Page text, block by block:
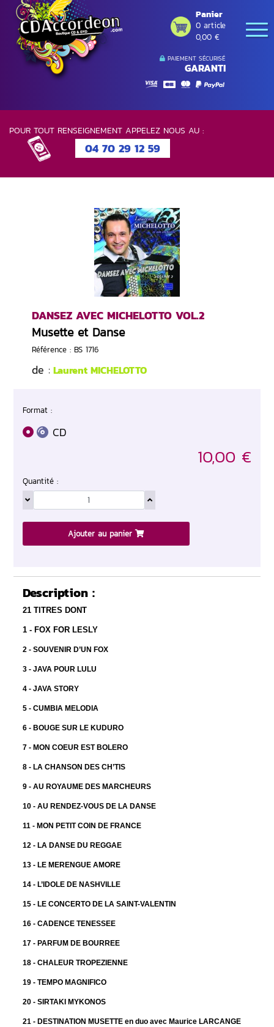
PAIEMENT SÉCURISÉ
GARANTI
Panier
0 article
0,00 €
POUR TOUT RENSEIGNEMENT APPELEZ NOUS AU :
04 70 29 12 59
DANSEZ AVEC MICHELOTTO VOL.2
Musette et Danse
Référence : BS 1716
de : Laurent MICHELOTTO
Format :
CD
10,00 €
Quantité :
Ajouter au panier
Description :
21 TITRES DONT
1 - FOX FOR LESLY
2 - SOUVENIR D’UN FOX
3 - JAVA POUR LULU
4 - JAVA STORY
5 - CUMBIA MELODIA
6 - BOUGE SUR LE KUDURO
7 - MON COEUR EST BOLERO
8 - LA CHANSON DES CH’TIS
9 - AU ROYAUME DES MARCHEURS
10 - AU RENDEZ-VOUS DE LA DANSE
11 - MON PETIT COIN DE FRANCE
12 - LA DANSE DU REGGAE
13 - LE MERENGUE AMORE
14 - L’IDOLE DE NASHVILLE
15 - LE CONCERTO DE LA SAINT-VALENTIN
16 - CADENCE TENESSEE
17 - PARFUM DE BOURREE
18 - CHALEUR TROPEZIENNE
19 - TEMPO MAGNIFICO
20 - SIRTAKI MYKONOS
21 - DESTINATION MUSETTE en duo avec Maurice LARCANGE